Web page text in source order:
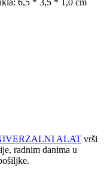
6,5 * 3,5 * 1,0 cm
ALAT vrši
radnim danima u